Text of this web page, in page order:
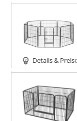
Details & Preise